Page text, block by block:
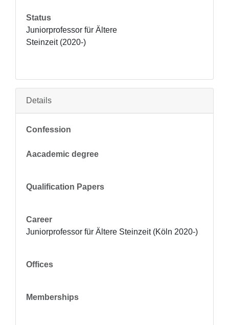
Status
Juniorprofessor für Ältere
Steinzeit (2020-)
Details
Confession
Aacademic degree
Qualification Papers
Career
Juniorprofessor für Ältere Steinzeit (Köln 2020-)
Offices
Memberships